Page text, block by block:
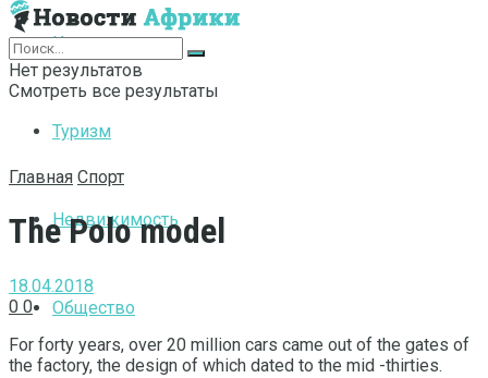
Интернет
Туризм
Недвижимость
Общество
Нет результатов
Смотреть все результаты
Главная Спорт
The Polo model
18.04.2018
0 0
For forty years, over 20 million cars came out of the gates of
the factory, the design of which dated to the mid -thirties.